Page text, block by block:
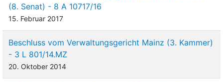
(8. Senat) - 8 A 10717/16
15. Februar 2017
Beschluss vom Verwaltungsgericht Mainz (3. Kammer)
- 3 L 801/14.MZ
20. Oktober 2014